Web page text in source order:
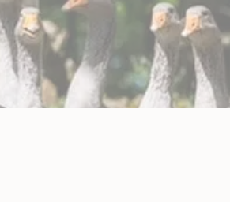
DESSERTS
FRUITS AU SIROP OU ALCOOL
JUS ET SIROPS
MIELS
PRUNEAUX
THÉS ET INFUSIONS